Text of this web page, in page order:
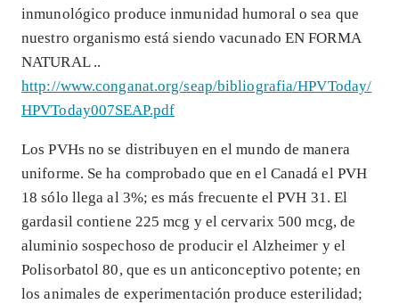
inmunológico produce inmunidad humoral o sea que
nuestro organismo está siendo vacunado EN FORMA
NATURAL ..
http://www.conganat.org/seap/bibliografia/HPVToday/
HPVToday007SEAP.pdf
Los PVHs no se distribuyen en el mundo de manera
uniforme. Se ha comprobado que en el Canadá el PVH
18 sólo llega al 3%; es más frecuente el PVH 31. El
gardasil contiene 225 mcg y el cervarix 500 mcg, de
aluminio sospechoso de producir el Alzheimer y el
Polisorbatol 80, que es un anticonceptivo potente; en
los animales de experimentación produce esterilidad;